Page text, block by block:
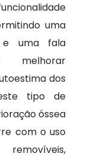
uma
e uma fala
dos
tipo de
óssea
com o uso